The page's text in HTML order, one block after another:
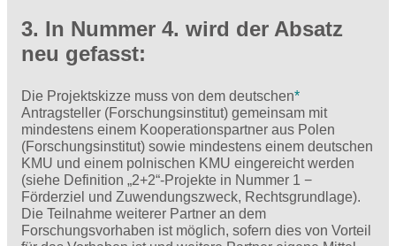
3. In Nummer 4. wird der Absatz
neu gefasst:
Die Projektskizze muss von dem deutschen*
Antragsteller (Forschungsinstitut) gemeinsam mit
mindestens einem Kooperationspartner aus Polen
(Forschungsinstitut) sowie mindestens einem deutschen
KMU und einem polnischen KMU eingereicht werden
(siehe Definition „2+2“-Projekte in Nummer 1 −
Förderziel und Zuwendungszweck, Rechtsgrundlage).
Die Teilnahme weiterer Partner an dem
Forschungsvorhaben ist möglich, sofern dies von Vorteil